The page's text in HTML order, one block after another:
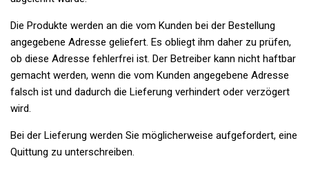
Die Produkte werden an die vom Kunden bei der Bestellung
angegebene Adresse geliefert. Es obliegt ihm daher zu prüfen,
ob diese Adresse fehlerfrei ist. Der Betreiber kann nicht haftbar
gemacht werden, wenn die vom Kunden angegebene Adresse
falsch ist und dadurch die Lieferung verhindert oder verzögert
wird.
Bei der Lieferung werden Sie möglicherweise aufgefordert, eine
Quittung zu unterschreiben.